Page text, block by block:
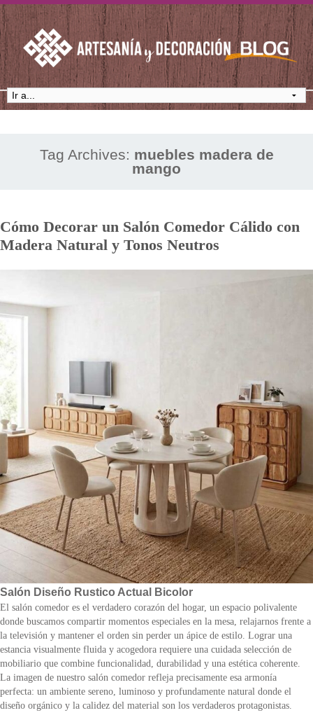
Tag Archives: muebles madera de
mango
Cómo Decorar un Salón Comedor Cálido con
Madera Natural y Tonos Neutros
Salón Diseño Rustico Actual Bicolor
El salón comedor es el verdadero corazón del hogar, un espacio polivalente
donde buscamos compartir momentos especiales en la mesa, relajarnos frente a
la televisión y mantener el orden sin perder un ápice de estilo. Lograr una
estancia visualmente fluida y acogedora requiere una cuidada selección de
mobiliario que combine funcionalidad, durabilidad y una estética coherente.
La imagen de nuestro salón comedor refleja precisamente esa armonía
perfecta: un ambiente sereno, luminoso y profundamente natural donde el
diseño orgánico y la calidez del material son los verdaderos protagonistas.